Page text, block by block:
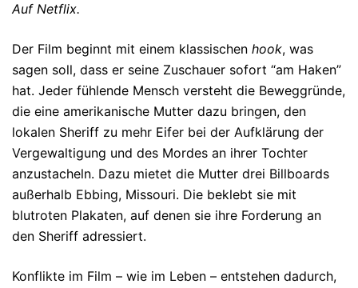
Auf Netflix.
Der Film beginnt mit einem klassischen hook, was
sagen soll, dass er seine Zu­schauer sofort “am Haken”
hat. Jeder fühlende Mensch versteht die Be­weg­gründe,
die ei­ne amerikanische Mutter dazu bringen, den
lokalen Sheriff zu mehr Eifer bei der Aufklä­rung der
Vergewaltigung und des Mordes an ihrer Tochter
anzustacheln. Dazu mie­tet die Mutter drei Billboards
außerhalb Ebbing, Missouri. Die be­klebt sie mit
blutroten Plaka­ten, auf denen sie ihre Forderung an
den Sheriff adressiert.
Konflikte im Film – wie im Leben – entstehen dadurch,